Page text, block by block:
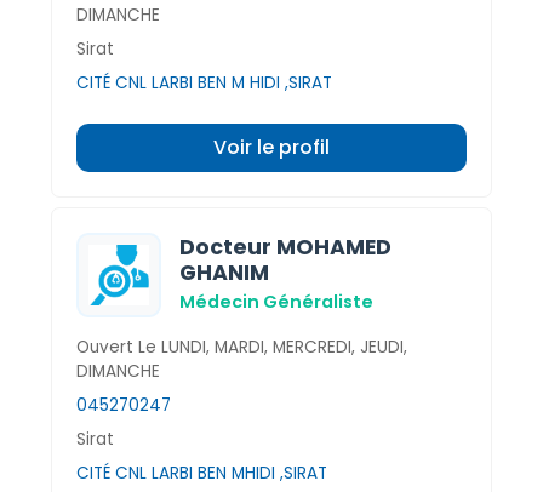
DIMANCHE
Sirat
CITÉ CNL LARBI BEN M HIDI ,SIRAT
Voir le profil
Docteur MOHAMED
GHANIM
Médecin Généraliste
Ouvert Le LUNDI, MARDI, MERCREDI, JEUDI,
DIMANCHE
045270247
Sirat
CITÉ CNL LARBI BEN MHIDI ,SIRAT